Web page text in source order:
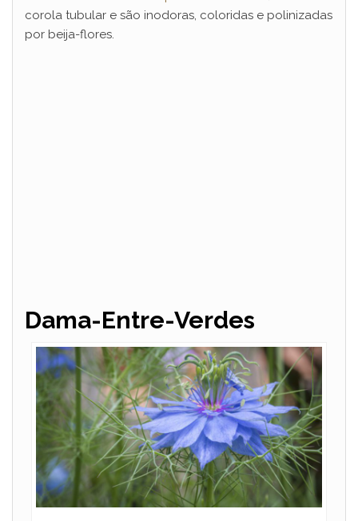
corola tubular e são inodoras, coloridas e polinizadas
por beija-flores.
Dama-Entre-Verdes